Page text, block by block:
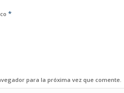
*
para la próxima vez que comente.